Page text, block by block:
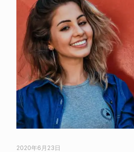
2020年6月23日